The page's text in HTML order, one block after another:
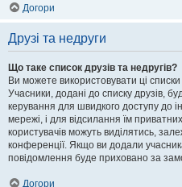
Догори
Друзі та недруги
Що таке список друзів та недругів?
Ви можете використовувати ці
Учасники, додані до списку друзів,
керування для швидкого доступу до
мережі, і для відсилання їм
користувачів можуть виділятись,
конференції. Якщо ви додали
повідомлення буде приховано за
Догори